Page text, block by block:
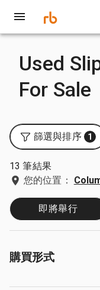
Used
For Sale
篩選與排序 1
13 筆結果
您的位置：
即將舉行
購買形式